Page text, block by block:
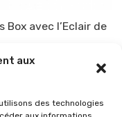
aux
des technologies
avec l’Eclair de